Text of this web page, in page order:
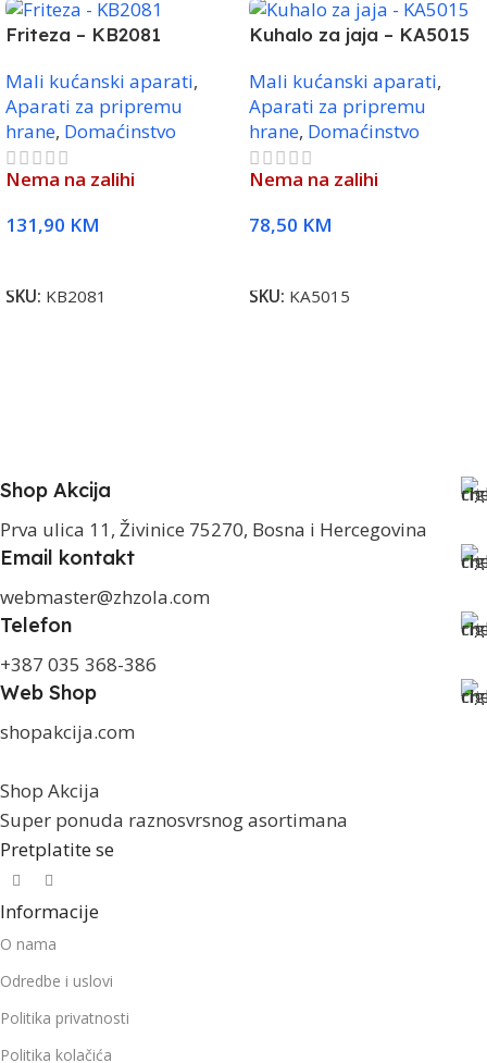
Friteza – KB2081
Mali kućanski aparati,
Aparati za pripremu
hrane, Domaćinstvo
Nema na zalihi
131,90 KM
SKU: KB2081
Kuhalo za jaja – KA5015
Mali kućanski aparati,
Aparati za pripremu
hrane, Domaćinstvo
Nema na zalihi
78,50 KM
SKU: KA5015
Shop Akcija
Prva ulica 11, Živinice 75270, Bosna i Hercegovina
Email kontakt
webmaster@zhzola.com
Telefon
+387 035 368-386
Web Shop
shopakcija.com
Shop Akcija
Super ponuda raznosvrsnog asortimana
Pretplatite se
Informacije
O nama
Odredbe i uslovi
Politika privatnosti
Politika kolačića